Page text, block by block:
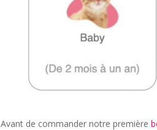
Avant de commander notre première